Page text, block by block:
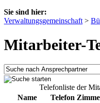
Sie sind hier:
Verwaltungsgemeinschaft >
Mitarbeiter-
Telefonliste der
Name
Telefon